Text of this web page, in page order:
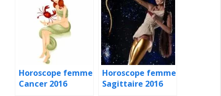
Horoscope femme
Cancer 2016
Horoscope femme
Sagittaire 2016